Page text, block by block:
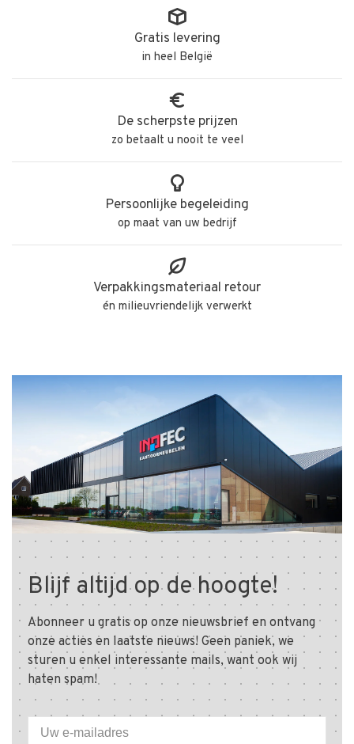
Gratis levering
in heel België
De scherpste prijzen
zo betaalt u nooit te veel
Persoonlijke begeleiding
op maat van uw bedrijf
Verpakkingsmateriaal retour
én milieuvriendelijk verwerkt
Blijf altijd op de hoogte!
Abonneer u gratis op onze nieuwsbrief en ontvang
onze acties en laatste nieuws! Geen paniek, we
sturen u enkel interessante mails, want ook wij
haten spam!